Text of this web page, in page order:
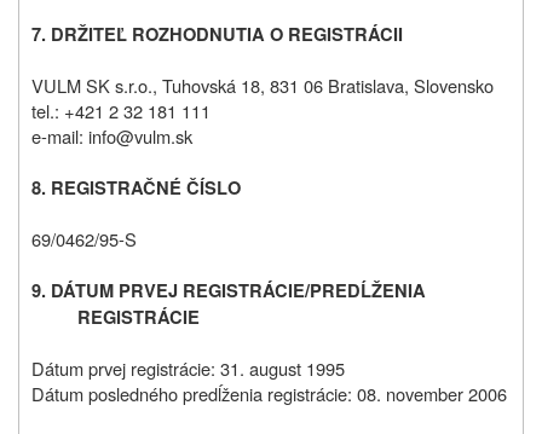
7. DRŽITEĽ ROZHODNUTIA O REGISTRÁCII
VULM SK s.r.o., Tuhovská 18, 831 06 Bratislava, Slovensko
tel.: +421 2 32 181 111
e-mail: info@vulm.sk
8. REGISTRAČNÉ ČÍSLO
69/0462/95-S
9. DÁTUM PRVEJ REGISTRÁCIE/PREDĹŽENIA
REGISTRÁCIE
Dátum prvej registrácie: 31. august 1995
Dátum posledného predĺženia registrácie: 08. november 2006